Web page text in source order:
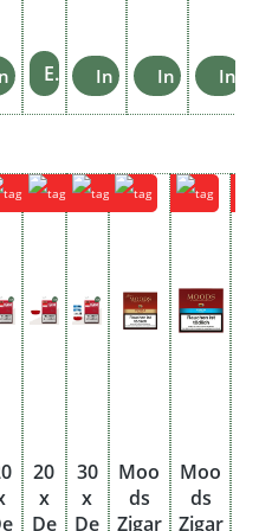
den Warenkorb
Einzelheiten In den Warenkorb
In den In
20
x
De
30
x
De
Moo
ds
Zigar
Moo
ds
Zigar